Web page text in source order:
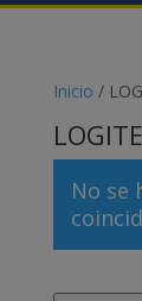
Inicio /
No se